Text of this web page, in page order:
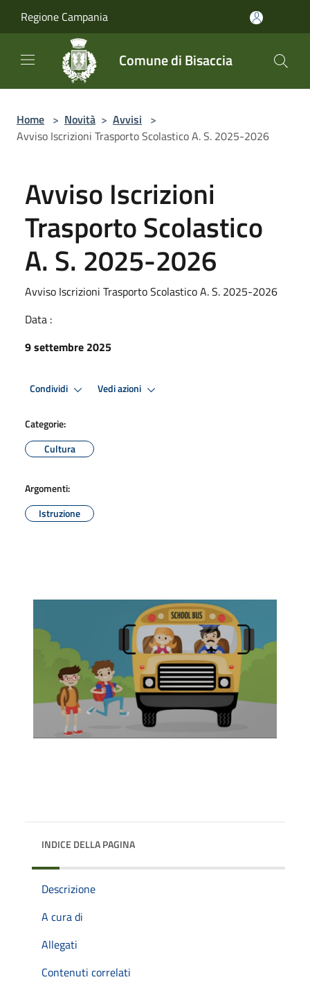
Regione Campania
Comune di Bisaccia
Home > Novità > Avvisi >
Avviso Iscrizioni Trasporto Scolastico A. S. 2025-2026
Avviso Iscrizioni
Trasporto Scolastico
A. S. 2025-2026
Avviso Iscrizioni Trasporto Scolastico A. S. 2025-2026
Data :
9 settembre 2025
Condividi Vedi azioni
Categorie:
Cultura
Argomenti:
Istruzione
INDICE DELLA PAGINA
Descrizione
A cura di
Allegati
Contenuti correlati